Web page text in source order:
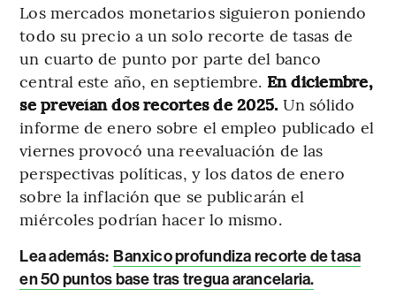
Los mercados monetarios siguieron poniendo
todo su precio a un solo recorte de tasas de
un cuarto de punto por parte del banco
central este año, en septiembre. En diciembre,
se preveían dos recortes de 2025. Un sólido
informe de enero sobre el empleo publicado el
viernes provocó una reevaluación de las
perspectivas políticas, y los datos de enero
sobre la inflación que se publicarán el
miércoles podrían hacer lo mismo.
Lea además: Banxico profundiza recorte de tasa
en 50 puntos base tras tregua arancelaria.